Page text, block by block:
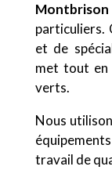
Montbrison
particuliers.
et de
met tout en
verts.
Nous
travail de